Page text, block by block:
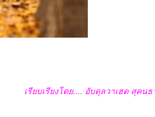
เรียบเรียงโดย.... อับดุลวาเฮด สุคนธ